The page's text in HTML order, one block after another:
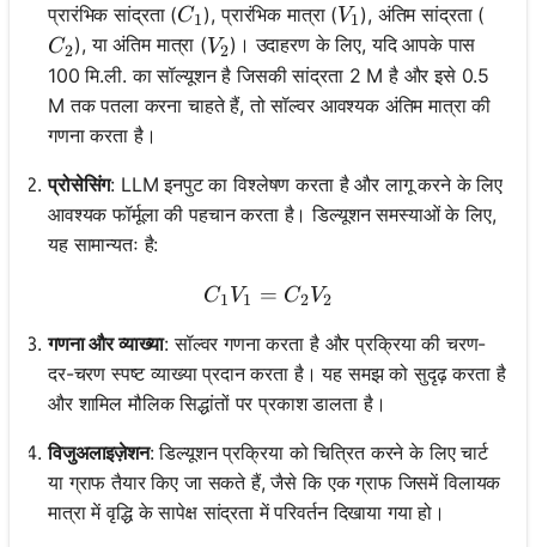
प्रारंभिक सांद्रता (C_1
C1), प्रारंभिक मात्रा (V_1
V1), अंतिम सांद्रता (
C_2
C2), या अंतिम मात्रा (V_2
V2)। उदाहरण के लिए, यदि आपके पास
100 मि.ली. का सॉल्यूशन है जिसकी सांद्रता 2 M है और इसे 0.5
M तक पतला करना चाहते हैं, तो सॉल्वर आवश्यक अंतिम मात्रा की
गणना करता है।
प्रोसेसिंग: LLM इनपुट का विश्लेषण करता है और लागू करने के लिए
आवश्यक फॉर्मूला की पहचान करता है। डिल्यूशन समस्याओं के लिए,
यह सामान्यतः है:
C_1V_1 = C_2V_2
C1 V1 = C2 V2
गणना और व्याख्या: सॉल्वर गणना करता है और प्रक्रिया की चरण-
दर-चरण स्पष्ट व्याख्या प्रदान करता है। यह समझ को सुदृढ़ करता है
और शामिल मौलिक सिद्धांतों पर प्रकाश डालता है।
विजुअलाइज़ेशन: डिल्यूशन प्रक्रिया को चित्रित करने के लिए चार्ट
या ग्राफ तैयार किए जा सकते हैं, जैसे कि एक ग्राफ जिसमें विलायक
मात्रा में वृद्धि के सापेक्ष सांद्रता में परिवर्तन दिखाया गया हो।